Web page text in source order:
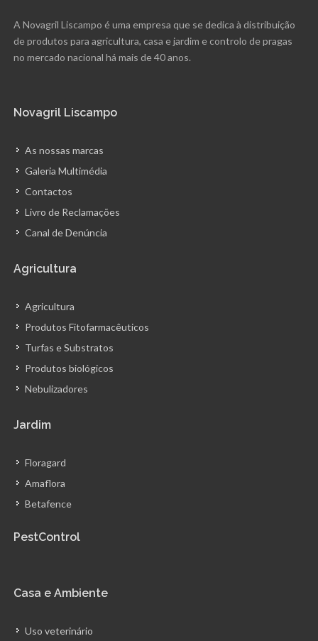
A Novagril Liscampo é uma empresa que se dedica à distribuição
de produtos para agricultura, casa e jardim e controlo de pragas
no mercado nacional há mais de 40 anos.
Novagril Liscampo
As nossas marcas
Galeria Multimédia
Contactos
Livro de Reclamações
Canal de Denúncia
Agricultura
Agricultura
Produtos Fitofarmacêuticos
Turfas e Substratos
Produtos biológicos
Nebulizadores
Jardim
Floragard
Amaflora
Betafence
PestControl
Casa e Ambiente
Uso veterinário